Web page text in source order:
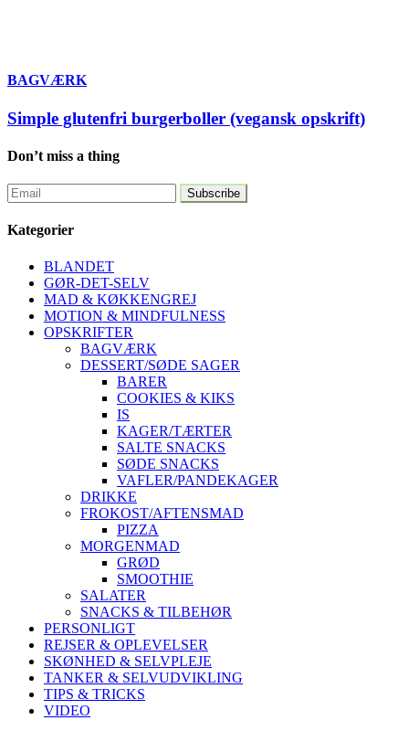
BAGVÆRK
Simple glutenfri burgerboller (vegansk opskrift)
Don’t miss a thing
Kategorier
BLANDET
GØR-DET-SELV
MAD & KØKKENGREJ
MOTION & MINDFULNESS
OPSKRIFTER
BAGVÆRK
DESSERT/SØDE SAGER
BARER
COOKIES & KIKS
IS
KAGER/TÆRTER
SALTE SNACKS
SØDE SNACKS
VAFLER/PANDEKAGER
DRIKKE
FROKOST/AFTENSMAD
PIZZA
MORGENMAD
GRØD
SMOOTHIE
SALATER
SNACKS & TILBEHØR
PERSONLIGT
REJSER & OPLEVELSER
SKØNHED & SELVPLEJE
TANKER & SELVUDVIKLING
TIPS & TRICKS
VIDEO